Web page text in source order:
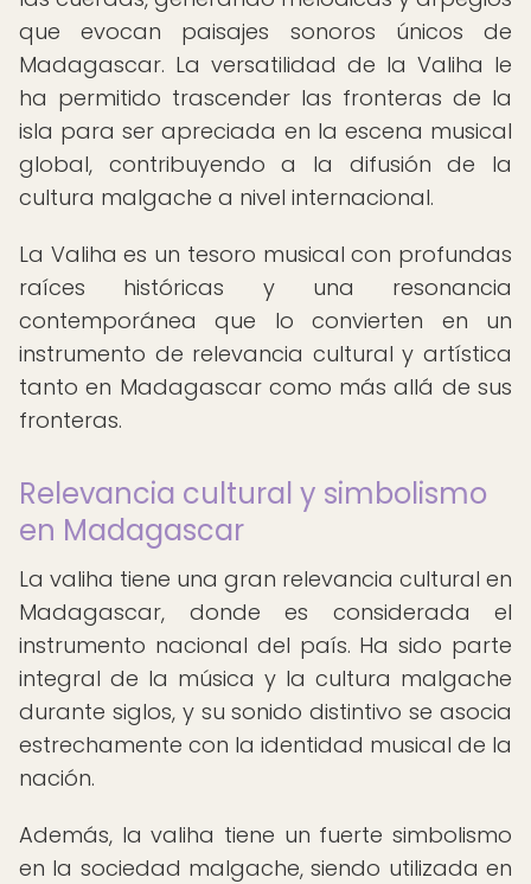
que evocan paisajes sonoros únicos de
Madagascar. La versatilidad de la Valiha le
ha permitido trascender las fronteras de la
isla para ser apreciada en la escena musical
global, contribuyendo a la difusión de la
cultura malgache a nivel internacional.
La Valiha es un tesoro musical con profundas
raíces históricas y una resonancia
contemporánea que lo convierten en un
instrumento de relevancia cultural y artística
tanto en Madagascar como más allá de sus
fronteras.
Relevancia cultural y simbolismo
en Madagascar
La valiha tiene una gran relevancia cultural en
Madagascar, donde es considerada el
instrumento nacional del país. Ha sido parte
integral de la música y la cultura malgache
durante siglos, y su sonido distintivo se asocia
estrechamente con la identidad musical de la
nación.
Además, la valiha tiene un fuerte simbolismo
en la sociedad malgache, siendo utilizada en